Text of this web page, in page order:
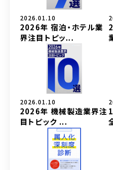
2026.01.10
2026年 宿泊・ホテル業
界注目トピッ...
2026.01.10
2026年 機械製造業界注
目トピック ...